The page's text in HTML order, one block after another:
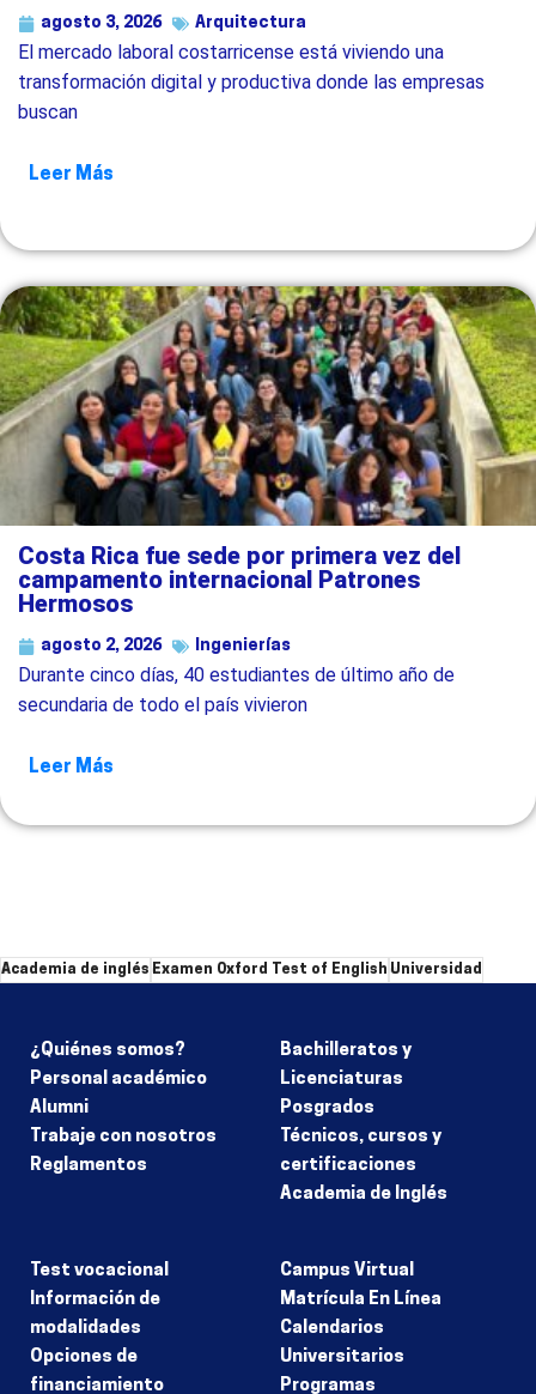
agosto 3, 2026 Arquitectura
El mercado laboral costarricense está viviendo una
transformación digital y productiva donde las empresas
buscan
Leer Más
Costa Rica fue sede por primera vez del
campamento internacional Patrones
Hermosos
agosto 2, 2026 Ingenierías
Durante cinco días, 40 estudiantes de último año de
secundaria de todo el país vivieron
Leer Más
Academia de inglés Examen Oxford Test of English Universidad
¿Quiénes somos?
Personal académico
Alumni
Trabaje con nosotros
Reglamentos
Bachilleratos y
Licenciaturas
Posgrados
Técnicos, cursos y
certificaciones
Academia de Inglés
Test vocacional
Información de
modalidades
Opciones de
financiamiento
Campus Virtual
Matrícula En Línea
Calendarios
Universitarios
Programas